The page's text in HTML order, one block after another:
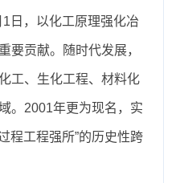
日，以化工原理强化冶
要贡献。随时代发展，
工、生化工程、材料化
。2001年更为现名，实
程工程强所”的历史性跨